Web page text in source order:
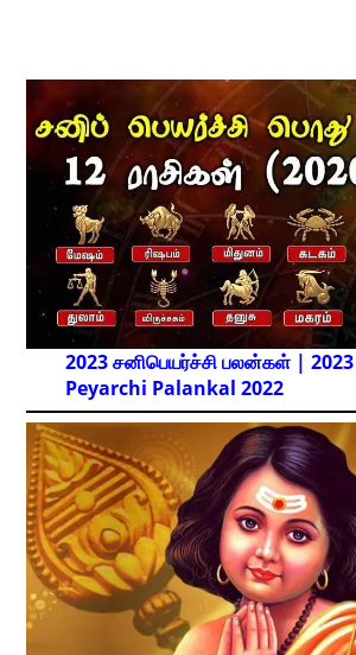
2023 சனிபெயர்ச்சி பலன்கள் |
Peyarchi Palankal 2022